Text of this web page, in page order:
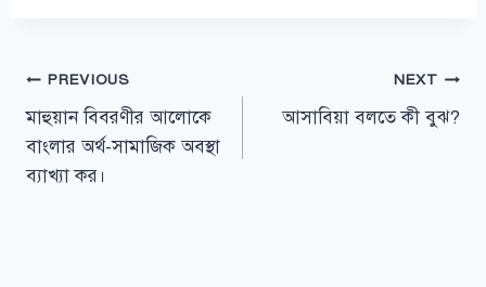
Post
navigation
PREVIOUS
মাহুয়ান বিবরণীর আলোকে
বাংলার অর্থ-সামাজিক অবস্থা
ব্যাখ্যা কর।
NEXT
আসাবিয়া বলতে কী বুঝ?